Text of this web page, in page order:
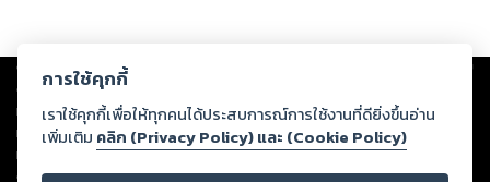
Copyright © 2026
ต่อผลงานหรือเนื้อหาใดที่อัปโหลดผ่านเว็บไซต์และปรากฏว่าละเมิดสิทธิใน
ทรัพย์สินทางปัญญาของบุคคลอื่นหรือขัดต่อกฎหมายและศีลธรรม ดังนั้น ผู้อ่าน
ทุกท่านโปรดใช้วิจารณญาณในการกลั่นกรองด้วยตนเอง และหากท่านพบว่าส่วน
หนึ่งส่วนใดขัดต่อกฎหมายและศีลธรรม กรุณาแจ้งมายังบริษัท เพื่อทีมงานจะได้
ดำเนินการในทันที ทั้งนี้ ทางสตอรี่ล็อกขอสงวนลิขสิทธิ์ตามพระราชบัญญัติ
การใช้คุกกี้
เราใช้คุกกี้เพื่อให้ทุกคนได้ประสบการณ์การใช้งานที่ดียิ่งขึ้นอ่าน
เพิ่มเติม คลิก (Privacy Policy) และ (Cookie Policy)